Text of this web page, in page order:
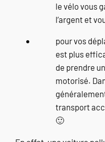
le vélo vous
l’argent et
pour vos
est plus
de prendre
motorisé.
transport
🙂